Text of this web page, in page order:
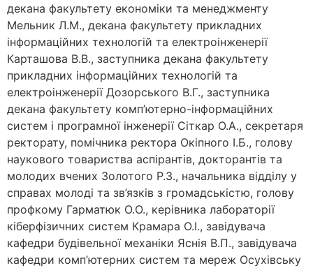
декана факультету економіки та менеджменту
Мельник Л.М., декана факультету прикладних
інформаційних технологій та електроінженерії
Карташова В.В., заступника декана факультету
прикладних інформаційних технологій та
електроінженерії Дозорського В.Г., заступника
декана факультету комп’ютерно-інформаційних
систем і програмної інженерії Сіткар О.А., секретаря
ректорату, помічника ректора Окіпного І.Б., голову
наукового товариства аспірантів, докторантів та
молодих вчених Золотого Р.З., начальника відділу у
справах молоді та зв’язків з громадськістю, голову
профкому Гарматюк О.О., керівника лабораторії
кіберфізичних систем Крамара О.І., завідувача
кафедри будівельної механіки Яснія В.П., завідувача
кафедри комп’ютерних систем та мереж Осухівську